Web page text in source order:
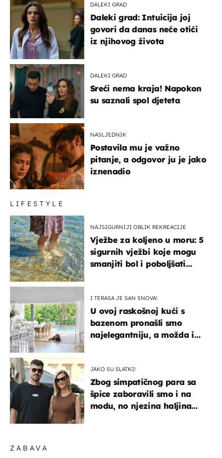
ZABAVA
DALEKI GRAD
Daleki grad: Intuicija joj
govori da danas neće otići
iz njihovog života
DALEKI GRAD
Sreći nema kraja! Napokon
su saznali spol djeteta
NASLJEDNIK
Postavila mu je važno
pitanje, a odgovor ju je jako
iznenadio
LIFESTYLE
NAJSIGURNIJI OBLIK REKREACIJE
Vježbe za koljeno u moru: 5
sigurnih vježbi koje mogu
smanjiti bol i poboljšati
I TERASA JE SAN SNOVA!
U ovoj raskošnoj kući s
bazenom pronašli smo
najelegantniju, a možda i
JAKO SU SLATKI!
Zbog simpatičnog para sa
špice zaboravili smo i na
modu, no njezina haljina